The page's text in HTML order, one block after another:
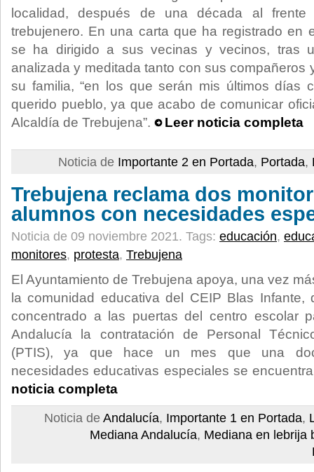
localidad, después de una década al frente
trebujenero. En una carta que ha registrado en
se ha dirigido a sus vecinas y vecinos, tras
analizada y meditada tanto con sus compañeros
su familia, “en los que serán mis últimos días
querido pueblo, ya que acabo de comunicar
Alcaldía de Trebujena”.
Leer noticia completa
Noticia de Importante 2 en Portada, Portada,
Trebujena reclama dos
alumnos con necesidades
Noticia de 09 noviembre 2021. Tags: educación,
monitores, protesta, Trebujena
El Ayuntamiento de Trebujena apoya, una vez
la comunidad educativa del CEIP Blas
concentrado a las puertas del centro escolar
Andalucía la contratación de Personal
(PTIS), ya que hace un mes que una
necesidades educativas especiales se
noticia completa
Noticia de Andalucía, Importante 1 en Portada,
Mediana Andalucía, Mediana en lebrija